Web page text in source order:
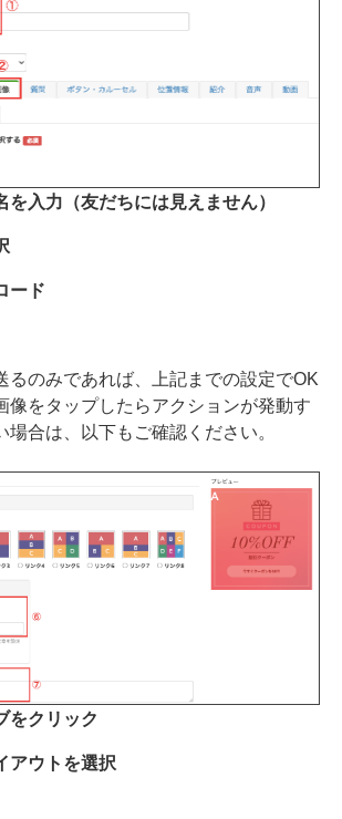
入力（友だちには見えません）
ード
るのみであれば、上記までの設定でOK
像をタップしたらアクションが発動す
場合は、以下もご確認ください。
をクリック
アウトを選択